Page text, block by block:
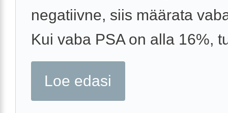
negatiivne, siis määrata
Kui vaba PSA on alla 16%,
Loe edasi